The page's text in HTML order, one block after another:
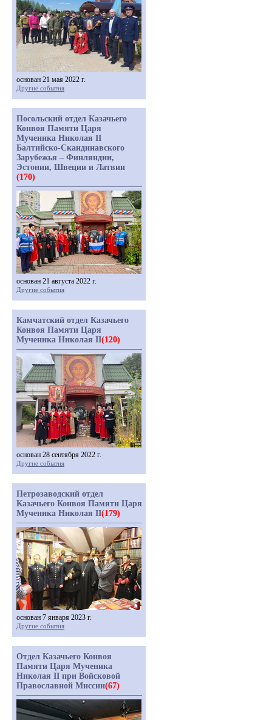
основан 21 мая 2022 г.
Другие события
Посольский отдел Казачьего
Конвоя Памяти Царя
Мученика Николая II
Балтийско-Скандинавского
Зарубежья – Финляндии,
Эстонии, Швеции и Латвии
(170)
основан 21 августа 2022 г.
Другие события
Камчатский отдел Казачьего
Конвоя Памяти Царя
Мученика Николая II(120)
основан 28 сентября 2022 г.
Другие события
Петрозаводский отдел
Казачьего Конвоя Памяти Царя
Мученика Николая II(179)
основан 7 января 2023 г.
Другие события
Отдел Казачьего Конвоя
Памяти Царя Мученика
Николая II при Войсковой
Православной Миссии(67)